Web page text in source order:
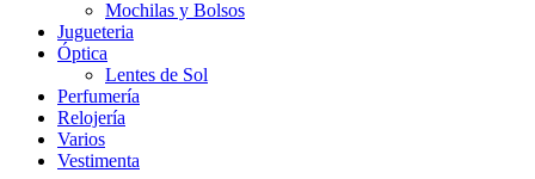
Mochilas y Bolsos
Jugueteria
Óptica
Lentes de Sol
Perfumería
Relojería
Varios
Vestimenta